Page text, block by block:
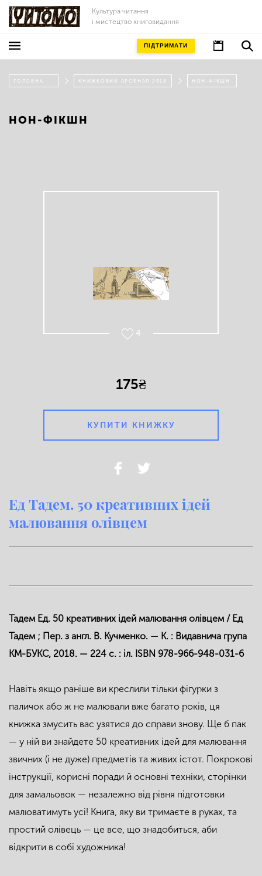
Культура читання
і мистецтво книговидання
ПІДТРИМАТИ
ГОЛОВНА КНИЖКОВИЙ АРСЕНАЛ 2018 НОН-ФІКШН
НОН-ФІКШН
4
175₴
КУПИТИ КНИЖКУ
Ед Тадем. 50 креативних ідей
малювання олівцем
Тадем Ед. 50 креативних ідей малювання олівцем / Ед
Тадем ; Пер. з англ. В. Кучменко. — К. : Видавнича група
КМ-БУКС, 2018. — 224 с. : іл. ISBN 978-966-948-031-6
Навіть якщо раніше ви креслили тільки фігурки з
паличок або ж не малювали вже багато років, ця
книжка змусить вас узятися до справи знову. Ще б пак
— у ній ви знайдете 50 креативних ідей для малювання
звичних (і не дуже) предметів та живих істот. Покрокові
інструкції, корисні поради й основні техніки, сторінки
для замальовок — незалежно від рівня підготовки
малюватимуть усі! Книга, яку ви тримаєте в руках, та
простий олівець — це все, що знадобиться, аби
відкрити в собі художника!